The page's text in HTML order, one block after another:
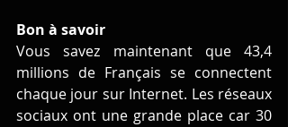
Bon à savoir
Vous savez maintenant que 43,4
millions de Français se connectent
chaque jour sur Internet. Les réseaux
sociaux ont une grande place car 30